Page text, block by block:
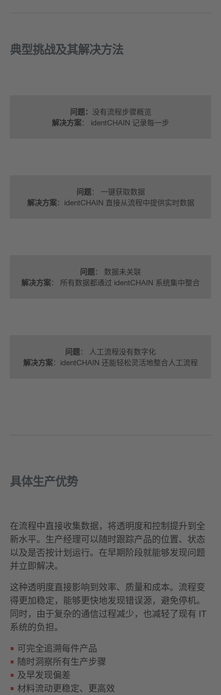
典型挑战及其解决方法
问题： 没有流程步骤概览
解决方案： identCHAIN 记录每一步
问题： 一键获取数据
解决方案：identCHAIN 直接从流程中提供实时数据
问题： 数据未关联
解决方案： 所有数据都通过 identCHAIN 系统集中整合
问题： 人工流程没有数字化
解决方案：identCHAIN 还能轻松灵活地整合人工流程
具体生产优势
在流程中直接收集数据，将透明度和控制提升到全
新水平。生产经理可以随时跟踪产品的位置、状态
以及是否按计划运行。在早期阶段就能够发现问题
并立即解决。
这种透明度直接影响到效率、质量和成本。流程变
得更加稳定，能够更快地发现错误源，避免停机。
同时，由于复杂的通信过程减少，也减轻了现有 IT
系统的负担。
可完全追溯每件产品
随时洞察所有生产步骤
及早发现偏差
材料流动更稳定、更高效